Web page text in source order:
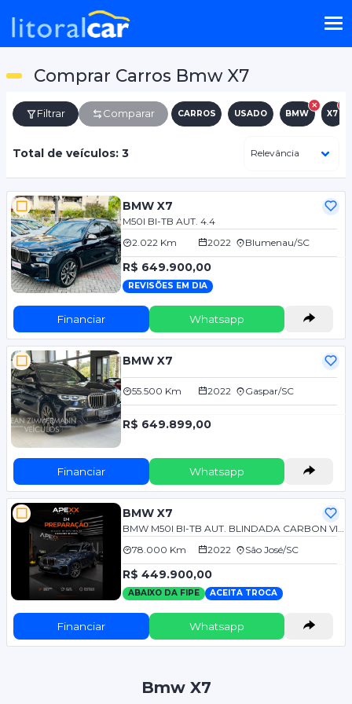
Comprar Carros Bmw X7
Filtrar Comparar CARROS USADO BMW X7
Total de veículos: 3
BMW X7
M50I BI-TB AUT. 4.4
2.022 Km
2022 Blumenau/SC
R$ 649.900,00
REVISÕES EM DIA
Financiar Whatsapp
BMW X7
55.500 Km 2022 Gaspar/SC
R$ 649.899,00
Financiar Whatsapp
BMW X7
78.000 Km
2022 São José/SC
R$ 449.900,00
ABAIXO DA FIPE ACEITA TROCA
Financiar Whatsapp
Bmw X7